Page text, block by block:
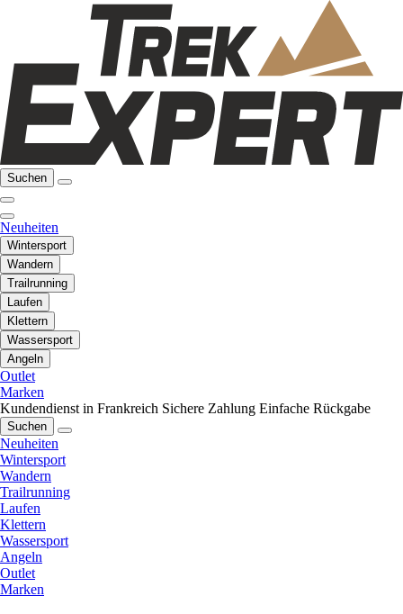
Suchen
Neuheiten
Wintersport
Wandern
Trailrunning
Laufen
Klettern
Wassersport
Angeln
Outlet
Marken
Kundendienst in Frankreich Sichere Zahlung Einfache Rückgabe
Suchen
Neuheiten
Wintersport
Wandern
Trailrunning
Laufen
Klettern
Wassersport
Angeln
Outlet
Marken